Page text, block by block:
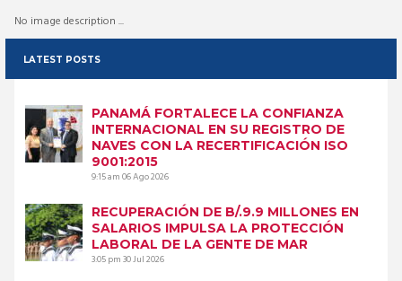
No image description ...
LATEST POSTS
PANAMÁ FORTALECE LA CONFIANZA
INTERNACIONAL EN SU REGISTRO DE
NAVES CON LA RECERTIFICACIÓN ISO
9001:2015
9:15 am06 Ago 2026
RECUPERACIÓN DE B/.9.9 MILLONES EN
SALARIOS IMPULSA LA PROTECCIÓN
LABORAL DE LA GENTE DE MAR
3:05 pm30 Jul 2026